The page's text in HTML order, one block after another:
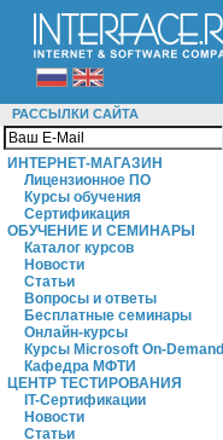
РАССЫЛКИ САЙТА
ИНТЕРНЕТ-МАГАЗИН
Лицензионное ПО
Курсы обучения
Сертификация
ОБУЧЕНИЕ И СЕМИНАРЫ
Каталог курсов
Новости
Статьи
Вопросы и ответы
Бесплатные семинары
Онлайн-курсы
Курсы Microsoft On-Demand
Кафедра МФТИ
ЦЕНТР ТЕСТИРОВАНИЯ
IT-Сертификации
Новости
Статьи